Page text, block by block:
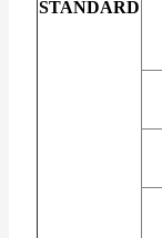
STANDARD